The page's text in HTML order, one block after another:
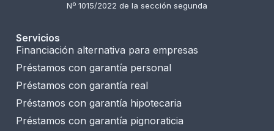
Nº 1015/2022 de la sección segunda
Servicios
Financiación alternativa para empresas
Préstamos con garantía personal
Préstamos con garantía real
Préstamos con garantía hipotecaria
Préstamos con garantía pignoraticia